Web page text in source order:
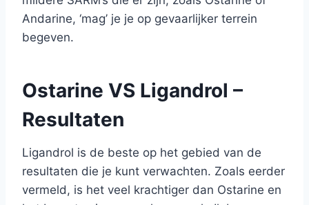
Andarine, ‘mag’ je je op gevaarlijker terrein
begeven.
Ostarine VS Ligandrol –
Resultaten
Ligandrol is de beste op het gebied van de
resultaten die je kunt verwachten. Zoals eerder
vermeld, is het veel krachtiger dan Ostarine en